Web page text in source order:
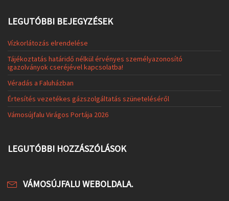
LEGUTÓBBI BEJEGYZÉSEK
Vízkorlátozás elrendelése
Tájékoztatás határidő nélkül érvényes személyazonosító
igazolványok cseréjével kapcsolatba!
Véradás a Faluházban
Értesítés vezetékes gázszolgáltatás szüneteléséről
Vámosújfalu Virágos Portája 2026
LEGUTÓBBI HOZZÁSZÓLÁSOK
VÁMOSÚJFALU WEBOLDALA.